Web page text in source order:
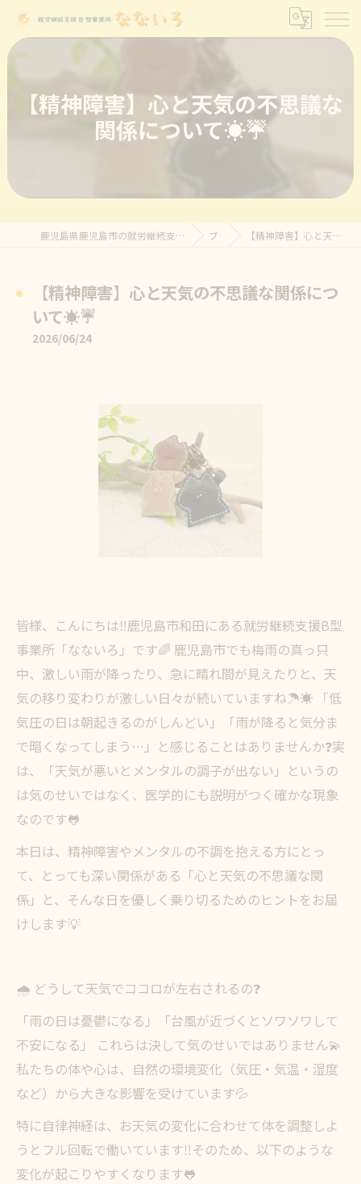
【精神障害】心と天気の不思議な
関係について☀️☔
鹿児島県鹿児島市の就労継続支援B型なら就労継続支援B型事業所 なないろ ブログ 【精神障害】心と天気の不思議な関係について☀️☔
【精神障害】心と天気の不思議な関係につ
いて☀️☔
2026/06/24
皆様、こんにちは‼️鹿児島市和田にある就労継続支援B型
事業所「なないろ」です🌈 鹿児島市でも梅雨の真っ只
中、激しい雨が降ったり、急に晴れ間が見えたりと、天
気の移り変わりが激しい日々が続いていますね☂️☀️ 「低
気圧の日は朝起きるのがしんどい」「雨が降ると気分ま
で暗くなってしまう…」と感じることはありませんか❓実
は、「天気が悪いとメンタルの調子が出ない」というの
は気のせいではなく、医学的にも説明がつく確かな現象
なのです🐸
本日は、精神障害やメンタルの不調を抱える方にとっ
て、とっても深い関係がある「心と天気の不思議な関
係」と、そんな日を優しく乗り切るためのヒントをお届
けします💡
🌧️ どうして天気でココロが左右されるの❓
「雨の日は憂鬱になる」「台風が近づくとソワソワして
不安になる」 これらは決して気のせいではありません💫
私たちの体や心は、自然の環境変化（気圧・気温・湿度
など）から大きな影響を受けています💦
特に自律神経は、お天気の変化に合わせて体を調整しよ
うとフル回転で働いています‼️そのため、以下のような
変化が起こりやすくなります🐸